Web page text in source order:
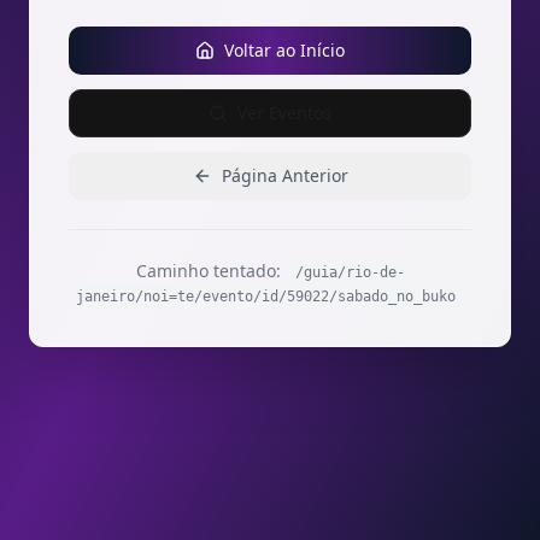
Voltar ao Início
Página Anterior
Caminho tentado:
/guia/rio-de-
janeiro/noi=te/evento/id/59022/sabado_no_buko